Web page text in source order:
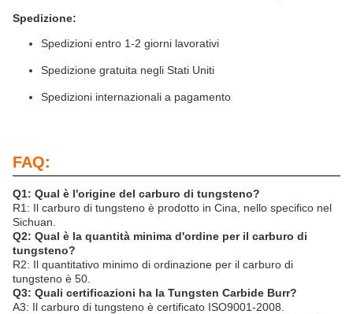
Spedizione:
Spedizioni entro 1-2 giorni lavorativi
Spedizione gratuita negli Stati Uniti
Spedizioni internazionali a pagamento
FAQ:
Q1: Qual è l'origine del carburo di tungsteno?
R1: Il carburo di tungsteno è prodotto in Cina, nello specifico nel
Sichuan.
Q2: Qual è la quantità minima d'ordine per il carburo di
tungsteno?
R2: Il quantitativo minimo di ordinazione per il carburo di
tungsteno è 50.
Q3: Quali certificazioni ha la Tungsten Carbide Burr?
A3: Il carburo di tungsteno è certificato ISO9001-2008.